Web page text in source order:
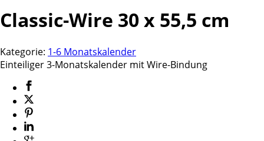
Classic-Wire 30 x 55,5 cm
Kategorie: 1-6 Monatskalender
Einteiliger 3-Monatskalender mit Wire-Bindung